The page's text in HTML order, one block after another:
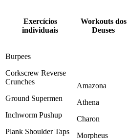
Exercícios
individuais
Workouts dos
Deuses
Burpees
Corkscrew Reverse
Crunches
Ground Supermen
Inchworm Pushup
Plank Shoulder Taps
Amazona
Athena
Charon
Morpheus